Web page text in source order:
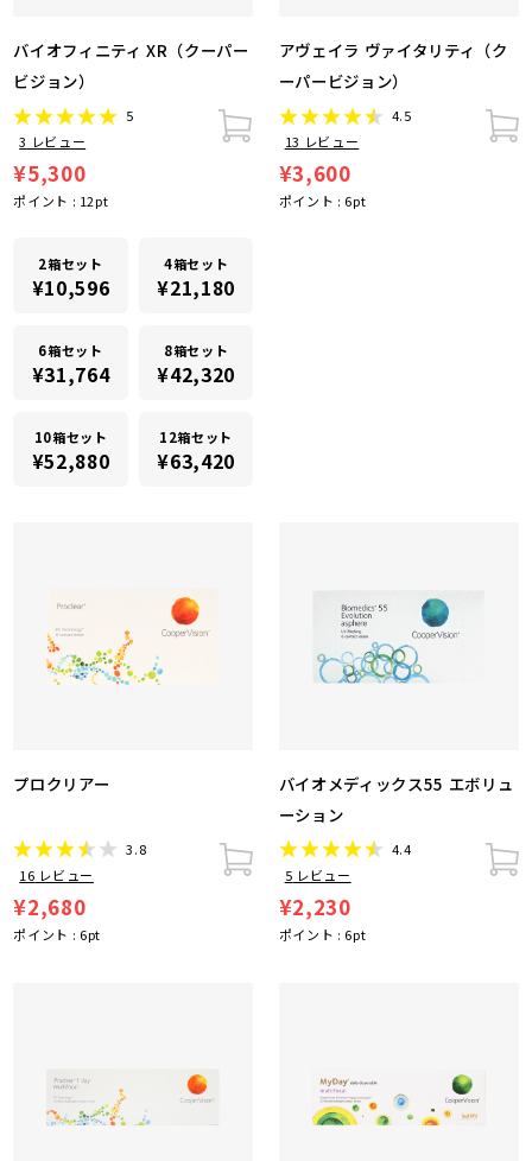
バイオフィニティ XR（クーパー
ビジョン）
5
3 レビュー
¥5,300
ポイント : 12pt
2箱セット
¥10,596
4箱セット
¥21,180
6箱セット
¥31,764
8箱セット
¥42,320
10箱セット
¥52,880
12箱セット
¥63,420
アヴェイラ ヴァイタリティ（ク
ーパービジョン）
4.5
13 レビュー
¥3,600
ポイント : 6pt
プロクリアー
3.8
16 レビュー
¥2,680
ポイント : 6pt
バイオメディックス55 エボリュ
ーション
4.4
5 レビュー
¥2,230
ポイント : 6pt